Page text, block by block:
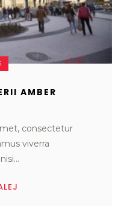
AMBER
consectetur
viverra